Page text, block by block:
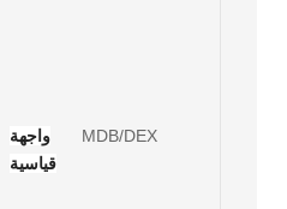
واجهة
قياسية
MDB/DEX